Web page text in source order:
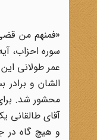
«فمنهم من
سوره احزاب، آیه
عمر طولانی
الشان و
محشور شد.
آقای طالقانی
و هیچ گاه در